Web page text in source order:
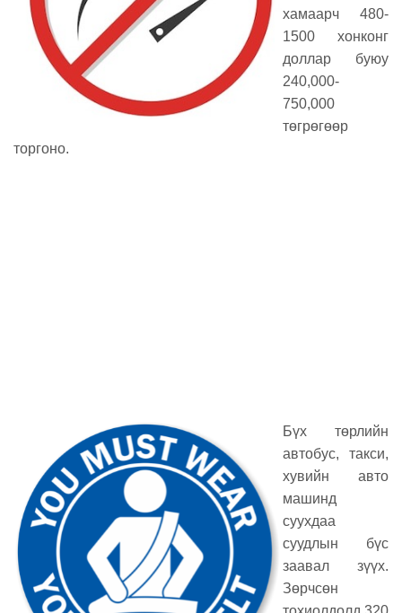
хамаарч 480-
1500 хонконг
доллар буюу
240,000-
750,000
төгрөгөөр
торгоно.
Бүх төрлийн
автобус, такси,
хувийн авто
машинд
суухдаа
суудлын бүс
заавал зүүх.
Зөрчсөн